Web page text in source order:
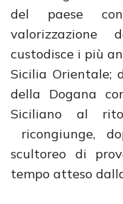
del paese
valorizzazione
custodisce i più
Sicilia Orientale;
della Dogana
Siciliano al
ricongiunge,
scultoreo di
tempo atteso